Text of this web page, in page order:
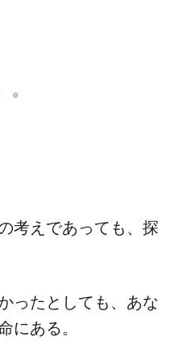
考えであっても、探
ったとしても、あな
にある。